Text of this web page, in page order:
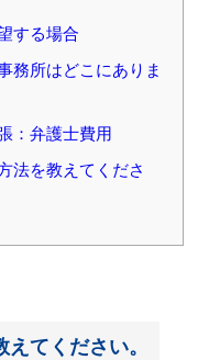
する場合
務所はどこにありま
：弁護士費用
法を教えてくださ
てください。